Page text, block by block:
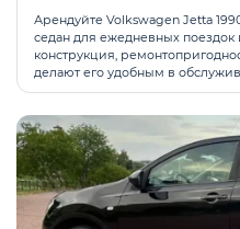
Арендуйте Volkswagen Jetta
седан для ежедневных поездок
конструкция,
делают его удобным в